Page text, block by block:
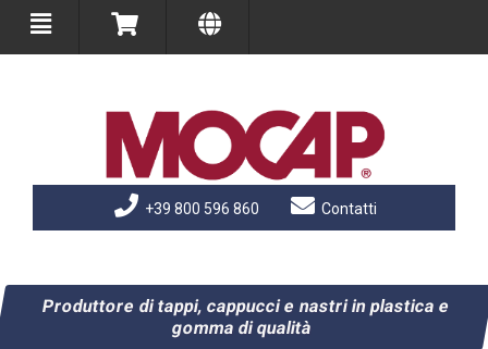
+39 800 596 860 Contatti
Produttore di tappi, cappucci e nastri in plastica e
gomma di qualità